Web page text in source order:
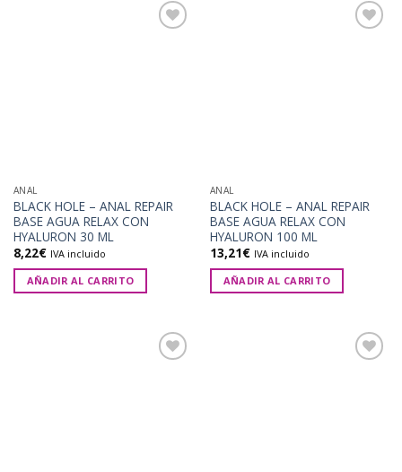
ANAL
BLACK HOLE – ANAL REPAIR
BASE AGUA RELAX CON
HYALURON 30 ML
8,22€ IVA incluido
AÑADIR AL CARRITO
ANAL
BLACK HOLE – ANAL REPAIR
BASE AGUA RELAX CON
HYALURON 100 ML
13,21€ IVA incluido
AÑADIR AL CARRITO